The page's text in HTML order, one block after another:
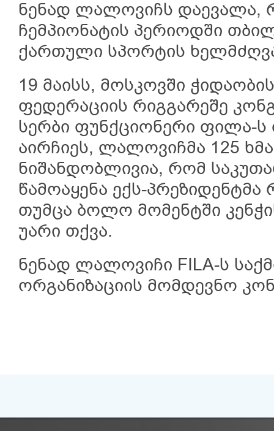
ნენად ლალოვიჩს დაევალა,
ჩემპიონატის პერიოდში
ქართული სპორტის
19 მაისს, მოსკოვში
ფედერაციის რიგგარეშე
სერბი ფუნქციონერი ფილა-
აირჩიეს, ლალოვიჩმა 125
ნიშანდობლივია, რომ
წამოაყენა ექს-
თუმცა ბოლო მომენტში
უარი თქვა.
ნენად ლალოვიჩი FILA-ს
ორგანიზაციის მომდევნო